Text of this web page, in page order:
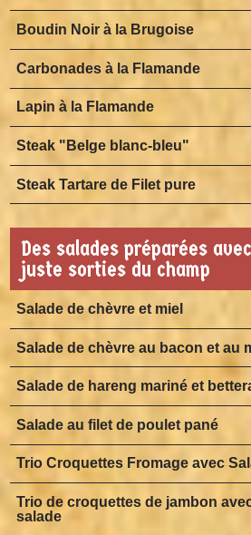
Boudin Noir à la Brugoise
Carbonades à la Flamande
Lapin à la Flamande
Steak "Belge blanc-bleu"
Steak Tartare de Filet pure
Des salades préparées
juste sorties du champ
Salade de chèvre et miel
Salade de chèvre au bacon et au
Salade de hareng mariné et
Salade au filet de poulet pané
Trio Croquettes Fromage avec
Trio de croquettes de jambon
salade